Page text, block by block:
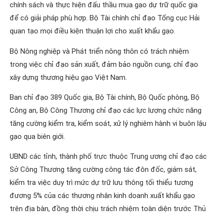
chính sách và thực hiện đấu thầu mua gạo dự trữ quốc gia
để có giải pháp phù hợp. Bộ Tài chính chỉ đạo Tổng cục Hải
quan tạo mọi điều kiện thuận lợi cho xuất khẩu gạo.
Bộ Nông nghiệp và Phát triển nông thôn có trách nhiệm
trong việc chỉ đạo sản xuất, đảm bảo nguồn cung; chỉ đạo
xây dựng thương hiệu gạo Việt Nam.
Ban chỉ đạo 389 Quốc gia, Bộ Tài chính, Bộ Quốc phòng, Bộ
Công an, Bộ Công Thương chỉ đạo các lực lượng chức năng
tăng cường kiểm tra, kiểm soát, xử lý nghiêm hành vi buôn lậu
gạo qua biên giới.
UBND các tỉnh, thành phố trực thuộc Trung ương chỉ đạo các
Sở Công Thương tăng cường công tác đôn đốc, giám sát,
kiểm tra việc duy trì mức dự trữ lưu thông tối thiểu tương
đương 5% của các thương nhân kinh doanh xuất khẩu gạo
trên địa bàn, đồng thời chịu trách nhiệm toàn diện trước Thủ